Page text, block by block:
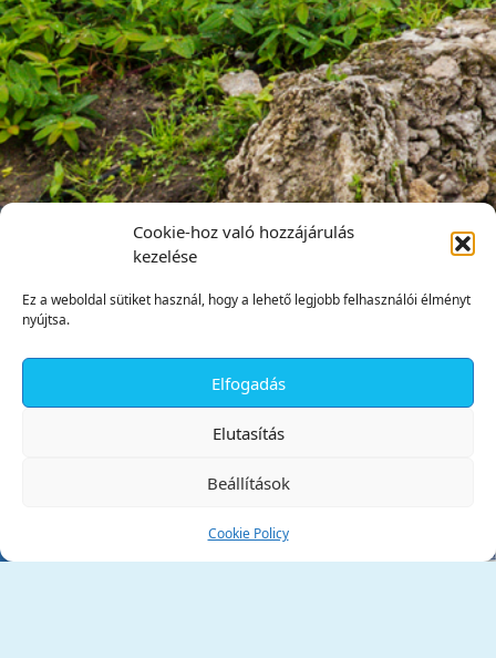
Cookie-hoz való hozzájárulás
kezelése
Ez a weboldal sütiket használ, hogy a lehető legjobb felhasználói élményt
nyújtsa.
Elfogadás
Elutasítás
Beállítások
Cookie Policy
Tata Város Önkormányzata
✕